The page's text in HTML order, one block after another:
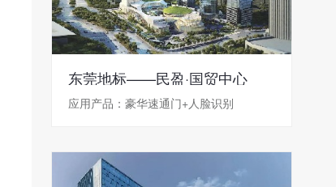
东莞地标——民盈·国贸中心
应用产品：豪华速通门+人脸识别